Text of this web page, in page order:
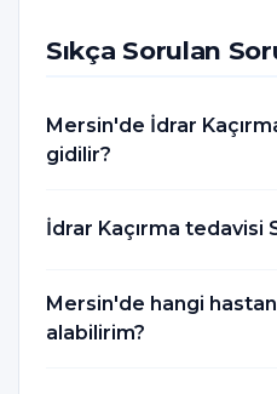
Sıkça Sorulan
Mersin'de İdrar
gidilir?
İdrar Kaçırma tedavisi
Mersin'de hangi
alabilirim?